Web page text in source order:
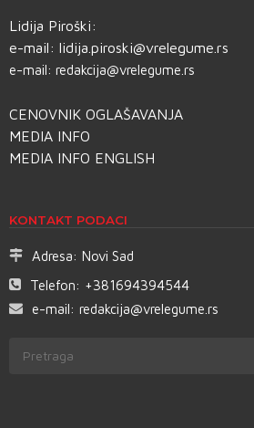
Lidija Piroški:
e-mail: lidija.piroski@vrelegume.rs
e-mail: redakcija@vrelegume.rs
CENOVNIK OGLAŠAVANJA
MEDIA INFO
MEDIA INFO ENGLISH
KONTAKT PODACI
Adresa: Novi Sad
Telefon: +381694394544
e-mail: redakcija@vrelegume.rs